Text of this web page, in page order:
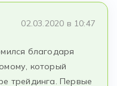
02.03.2020 в 10:47
благодаря
который
трейдинга. Первые